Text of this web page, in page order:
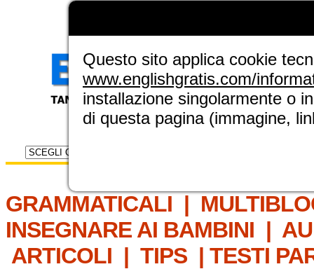
Selettore risorse
GRAMMATICALI |
INSEGNARE AI BAMBINI |
ARTICOLI | TIPS | TESTI
Questo sito applica cookie
www.englishgratis.com/
installazione singolarmente o
di questa pagina (immagine,